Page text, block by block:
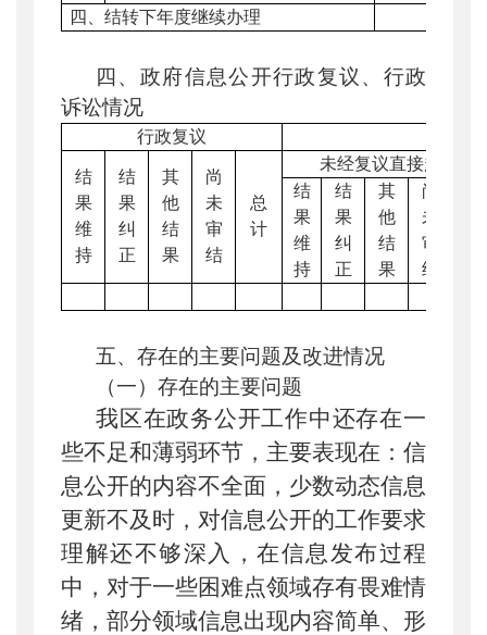
四、结转下年度继续办理
四、政府信息公开行政复议、行政
诉讼情况
行政复议
结
果
维
持
结
果
纠
正
其
他
结
果
尚
未
审
结
总
计
未经复议直接起诉
结
果
维
持
结
果
纠
正
其
他
结
果
尚
未
审
结
五、存在的主要问题及改进情况
（一）存在的主要问题
我区在政务公开工作中还存在一
些不足和薄弱环节，主要表现在：信
息公开的内容不全面，少数动态信息
更新不及时，对信息公开的工作要求
理解还不够深入，在信息发布过程
中，对于一些困难点领域存有畏难情
绪，部分领域信息出现内容简单、形